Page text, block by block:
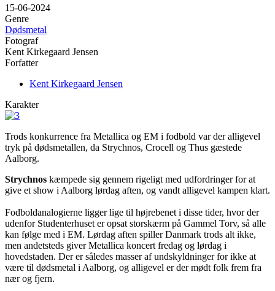
15-06-2024
Genre
Dødsmetal
Fotograf
Kent Kirkegaard Jensen
Forfatter
Kent Kirkegaard Jensen
Karakter
Trods konkurrence fra Metallica og EM i fodbold var der alligevel
tryk på dødsmetallen, da Strychnos, Crocell og Thus gæstede
Aalborg.
Strychnos kæmpede sig gennem rigeligt med udfordringer for at
give et show i Aalborg lørdag aften, og vandt alligevel kampen klart.
Fodboldanalogierne ligger lige til højrebenet i disse tider, hvor der
udenfor Studenterhuset er opsat storskærm på Gammel Torv, så alle
kan følge med i EM. Lørdag aften spiller Danmark trods alt ikke,
men andetsteds giver Metallica koncert fredag og lørdag i
hovedstaden. Der er således masser af undskyldninger for ikke at
være til dødsmetal i Aalborg, og alligevel er der mødt folk frem fra
nær og fjern.